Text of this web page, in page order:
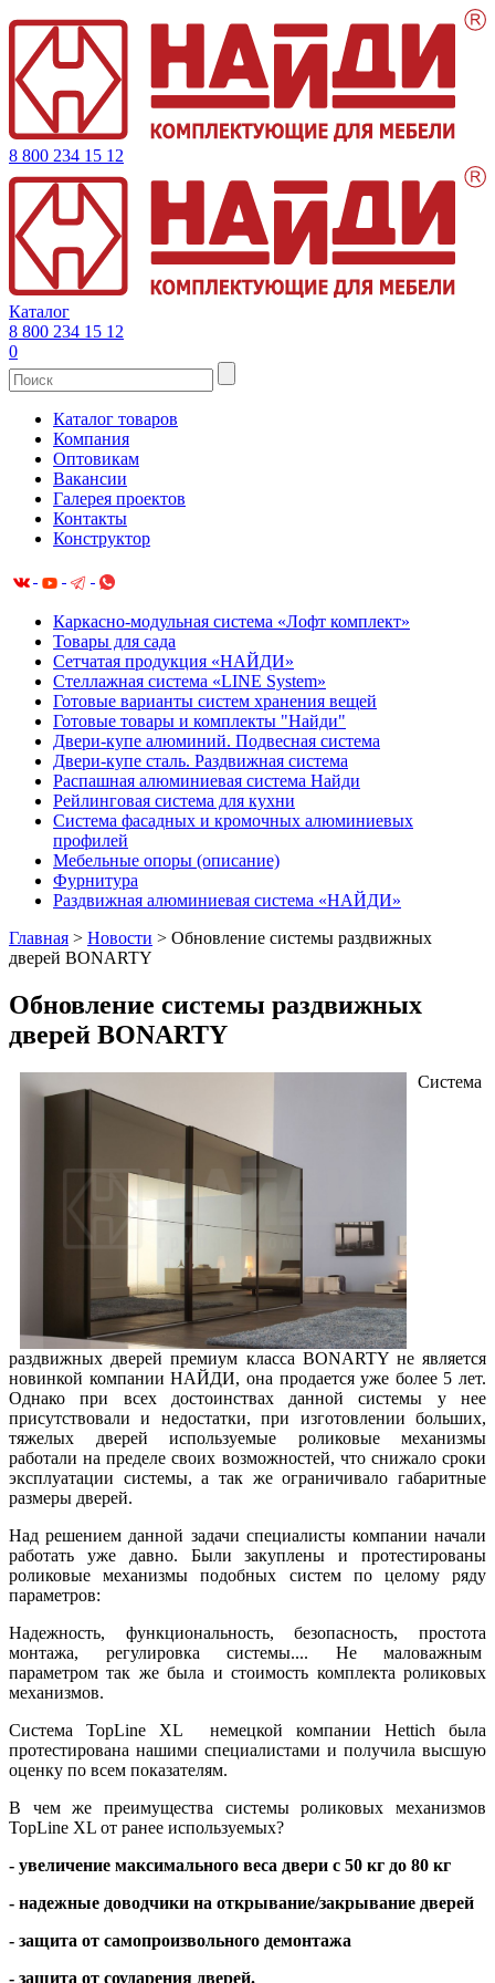
8 800 234 15 12
Каталог
8 800 234 15 12
0
Каталог товаров
Компания
Оптовикам
Вакансии
Галерея проектов
Контакты
Конструктор
Каркасно-модульная система «Лофт комплект»
Товары для сада
Сетчатая продукция «НАЙДИ»
Cтеллажная система «LINE System»
Готовые варианты систем хранения вещей
Готовые товары и комплекты "Найди"
Двери-купе алюминий. Подвесная система
Двери-купе сталь. Раздвижная система
Распашная алюминиевая система Найди
Рейлинговая система для кухни
Система фасадных и кромочных алюминиевых
профилей
Мебельные опоры (описание)
Фурнитура
Раздвижная алюминиевая система «НАЙДИ»
Главная > Новости > Обновление системы раздвижных
дверей BONARTY
Обновление системы раздвижных
дверей BONARTY
Система
раздвижных дверей премиум класса BONARTY не является
новинкой компании НАЙДИ, она продается уже более 5 лет.
Однако при всех достоинствах данной системы у нее
присутствовали и недостатки, при изготовлении больших,
тяжелых дверей используемые роликовые механизмы
работали на пределе своих возможностей, что снижало сроки
эксплуатации системы, а так же ограничивало габаритные
размеры дверей.
Над решением данной задачи специалисты компании начали
работать уже давно. Были закуплены и протестированы
роликовые механизмы подобных систем по целому ряду
параметров:
Надежность, функциональность, безопасность, простота
монтажа, регулировка системы.... Не маловажным
параметром так же была и стоимость комплекта роликовых
механизмов.
Система TopLine XL немецкой компании Hettich была
протестирована нашими специалистами и получила высшую
оценку по всем показателям.
В чем же преимущества системы роликовых механизмов
TopLine XL от ранее используемых?
- увеличение максимального веса двери с 50 кг до 80 кг
- надежные доводчики на открывание/закрывание дверей
- защита от самопроизвольного демонтажа
- защита от соударения дверей.